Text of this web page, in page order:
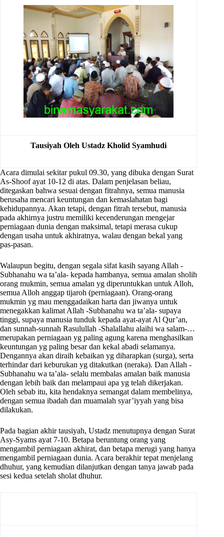
Tausiyah Oleh Ustadz Kholid Syamhudi
Acara dimulai sekitar pukul 09.30, yang dibuka dengan Surat
As-Shoof ayat 10-12 di atas. Dalam penjelasan beliau,
ditegaskan bahwa sesuai dengan fitrahnya, semua manusia
berusaha mencari keuntungan dan kemaslahatan bagi
kehidupannya. Akan tetapi, dengan fitrah tersebut, manusia
pada akhirnya justru memiliki kecenderungan mengejar
perniagaan dunia dengan maksimal, tetapi merasa cukup
dengan usaha untuk akhiratnya, walau dengan bekal yang
pas-pasan.
Walaupun begitu, dengan segala sifat kasih sayang Allah -
Subhanahu wa ta’ala- kepada hambanya, semua amalan sholih
orang mukmin, semua amalan yg diperuntukkan untuk Alloh,
semua Alloh anggap tijaroh (perniagaan). Orang-orang
mukmin yg mau menggadaikan harta dan jiwanya untuk
menegakkan kalimat Allah -Subhanahu wa ta’ala- supaya
tinggi, supaya manusia tunduk kepada ayat-ayat Al Qur’an,
dan sunnah-sunnah Rasulullah -Shalallahu alaihi wa salam-…
merupakan perniagaan yg paling agung karena menghasilkan
keuntungan yg paling besar dan kekal abadi selamanya.
Dengannya akan diraih kebaikan yg diharapkan (surga), serta
terhindar dari keburukan yg ditakutkan (neraka). Dan Allah -
Subhanahu wa ta’ala- selalu membalas amalan baik manusia
dengan lebih baik dan melampaui apa yg telah dikerjakan.
Oleh sebab itu, kita hendaknya semangat dalam membelinya,
dengan semua ibadah dan muamalah syar’iyyah yang bisa
dilakukan.
Pada bagian akhir tausiyah, Ustadz menutupnya dengan Surat
Asy-Syams ayat 7-10. Betapa beruntung orang yang
mengambil perniagaan akhirat, dan betapa merugi yang hanya
mengambil perniagaan dunia. Acara berakhir tepat menjelang
dhuhur, yang kemudian dilanjutkan dengan tanya jawab pada
sesi kedua setelah sholat dhuhur.